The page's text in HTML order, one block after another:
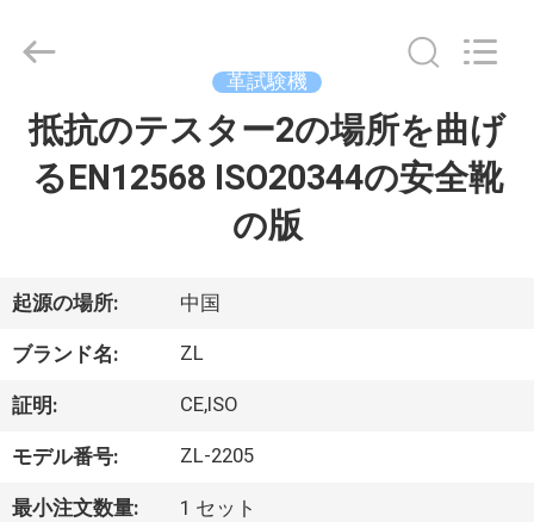
家
ダ
ク
ト
ビ
Dongguan
Zhongli
Reserved.
革試験機
抵抗のテスター2の場所を曲げ
るEN12568 ISO20344の安全靴
の版
起源の場所: 中国
ブランド名: ZL
証明: CE,ISO
モデル番号: ZL-2205
最小注文数量: 1 セット